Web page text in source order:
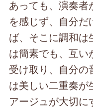
あっても、演奏者
を感じず、自分
ば、そこに調和
は簡素でも、互い
受け取り、自分の
は美しい二重奏が
アージュが大切